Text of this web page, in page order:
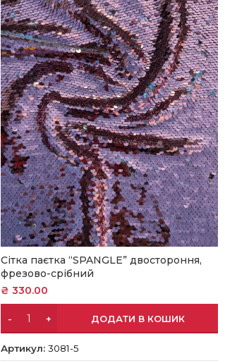
Сітка паєтка “SPANGLE” двостороння,
фрезово-срібний
₴ 330.00
ДОДАТИ В КОШИК
Артикул:3081-5